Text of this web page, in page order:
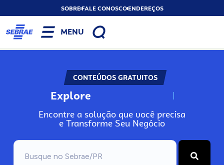
SOBREFALE CONOSCOENDEREÇOS
MENU
CONTEÚDOS GRATUITOS
Explore N
Encontre a solução que você precisa
e Transforme Seu Negócio